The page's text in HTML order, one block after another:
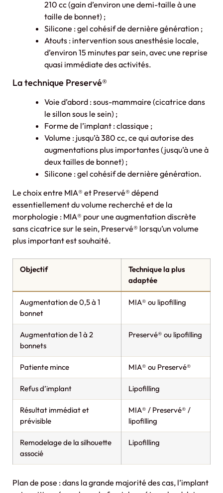
210 cc (gain d’environ une demi-taille à une
taille de bonnet) ;
Silicone : gel cohésif de dernière génération ;
Atouts : intervention sous anesthésie locale,
d’environ 15 minutes par sein, avec une reprise
quasi immédiate des activités.
La technique Preservé®
Voie d’abord : sous-mammaire (cicatrice dans
le sillon sous le sein) ;
Forme de l’implant : classique ;
Volume : jusqu’à 380 cc, ce qui autorise des
augmentations plus importantes (jusqu’à une à
deux tailles de bonnet) ;
Silicone : gel cohésif de dernière génération.
Le choix entre MIA® et Preservé® dépend
essentiellement du volume recherché et de la
morphologie : MIA® pour une augmentation discrète
sans cicatrice sur le sein, Preservé® lorsqu’un volume
plus important est souhaité.
Objectif
Technique la plus
adaptée
Augmentation de 0,5 à 1
bonnet
MIA® ou lipofilling
Augmentation de 1 à 2
bonnets
Preservé® ou lipofilling
Patiente mince MIA® ou Preservé®
Refus d’implant Lipofilling
Résultat immédiat et
prévisible
MIA® / Preservé® /
lipofilling
Remodelage de la silhouette
associé
Lipofilling
Plan de pose : dans la grande majorité des cas, l’implant